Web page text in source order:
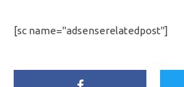
[sc name="adsenserelatedpost"]